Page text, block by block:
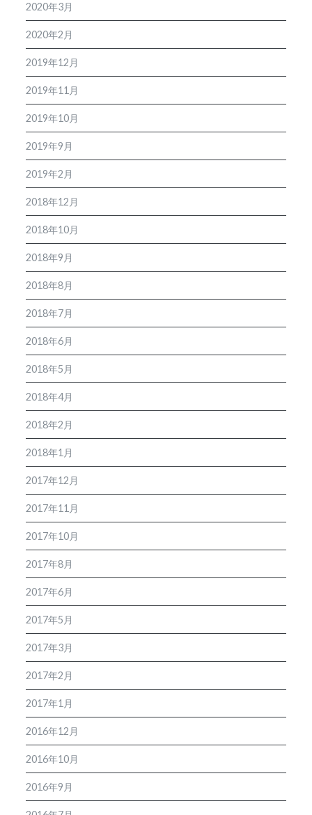
2020年3月
2020年2月
2019年12月
2019年11月
2019年10月
2019年9月
2019年2月
2018年12月
2018年10月
2018年9月
2018年8月
2018年7月
2018年6月
2018年5月
2018年4月
2018年2月
2018年1月
2017年12月
2017年11月
2017年10月
2017年8月
2017年6月
2017年5月
2017年3月
2017年2月
2017年1月
2016年12月
2016年10月
2016年9月